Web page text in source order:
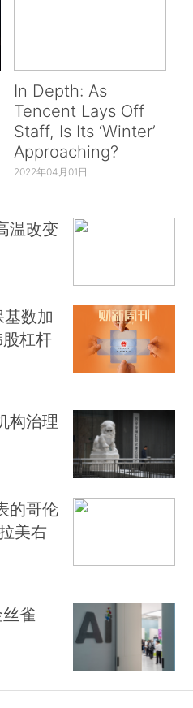
In Depth: As
Tencent Lays Off
Staff, Is Its ‘Winter’
Approaching?
2022年04月01日
温改变
数加
股杠杆
构治理
的哥伦
美右
雀